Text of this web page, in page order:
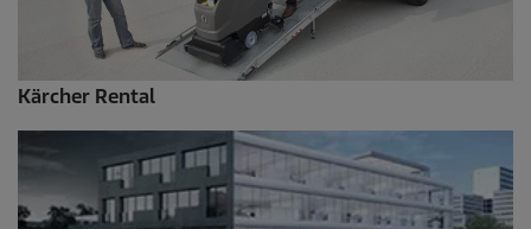
Kärcher Rental